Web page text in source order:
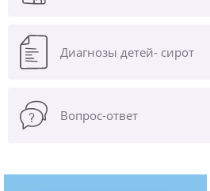
Диагнозы детей- сирот
Вопрос-ответ